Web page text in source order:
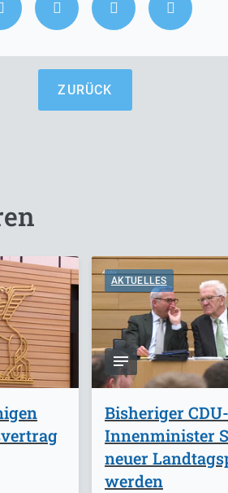
ZURÜCK
AKTUELLES
Bisheriger CDU-
Innenminister
neuer
werden